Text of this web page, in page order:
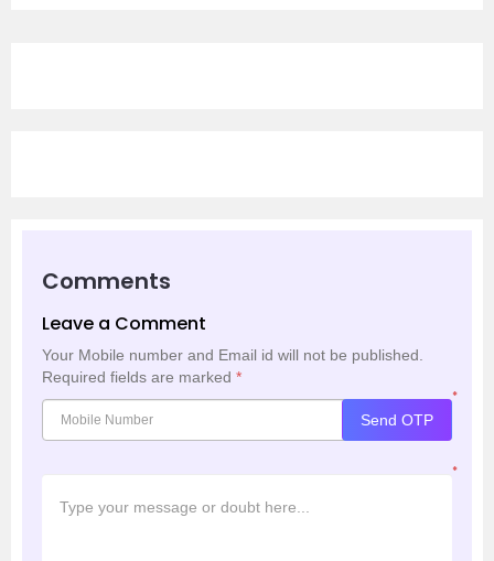
Comments
Leave a Comment
Your Mobile number and Email id will not be published.
Required fields are marked *
*
Send OTP
*